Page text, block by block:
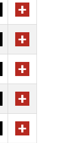
+
+
+
+
+